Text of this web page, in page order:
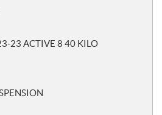
23 ACTIVE 8 40 KILO